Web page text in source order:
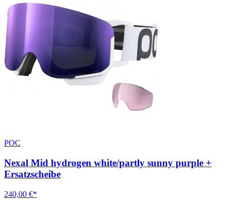
POC
Nexal Mid hydrogen white/partly sunny purple +
Ersatzscheibe
240,00 €*